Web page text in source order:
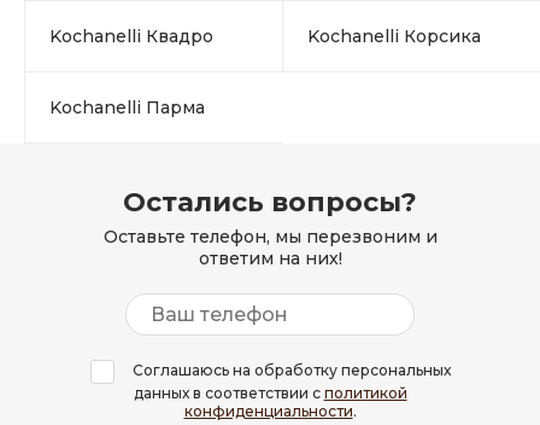
Kochanelli Квадро Kochanelli Корсика
Kochanelli Парма
Остались вопросы?
Оставьте телефон, мы перезвоним и
ответим на них!
Соглашаюсь на обработку персональных
данных в соответствии с политикой
конфиденциальности.